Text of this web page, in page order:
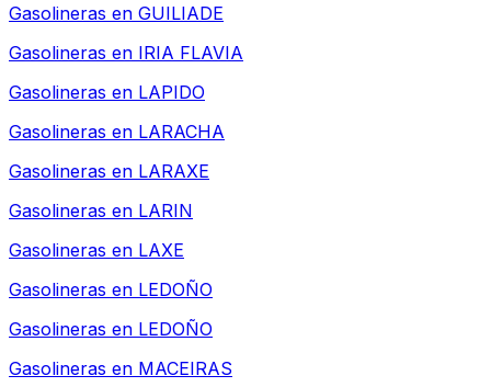
Gasolineras en GUILIADE
Gasolineras en IRIA FLAVIA
Gasolineras en LAPIDO
Gasolineras en LARACHA
Gasolineras en LARAXE
Gasolineras en LARIN
Gasolineras en LAXE
Gasolineras en LEDOÑO
Gasolineras en LEDOÑO
Gasolineras en MACEIRAS